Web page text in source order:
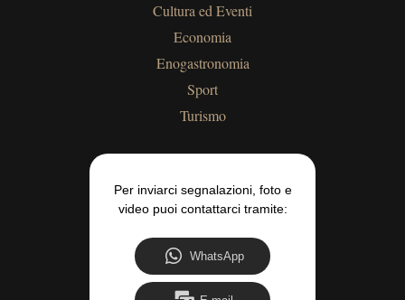
Cultura ed Eventi
Economia
Enogastronomia
Sport
Turismo
Per inviarci segnalazioni, foto e
video puoi contattarci tramite:
WhatsApp